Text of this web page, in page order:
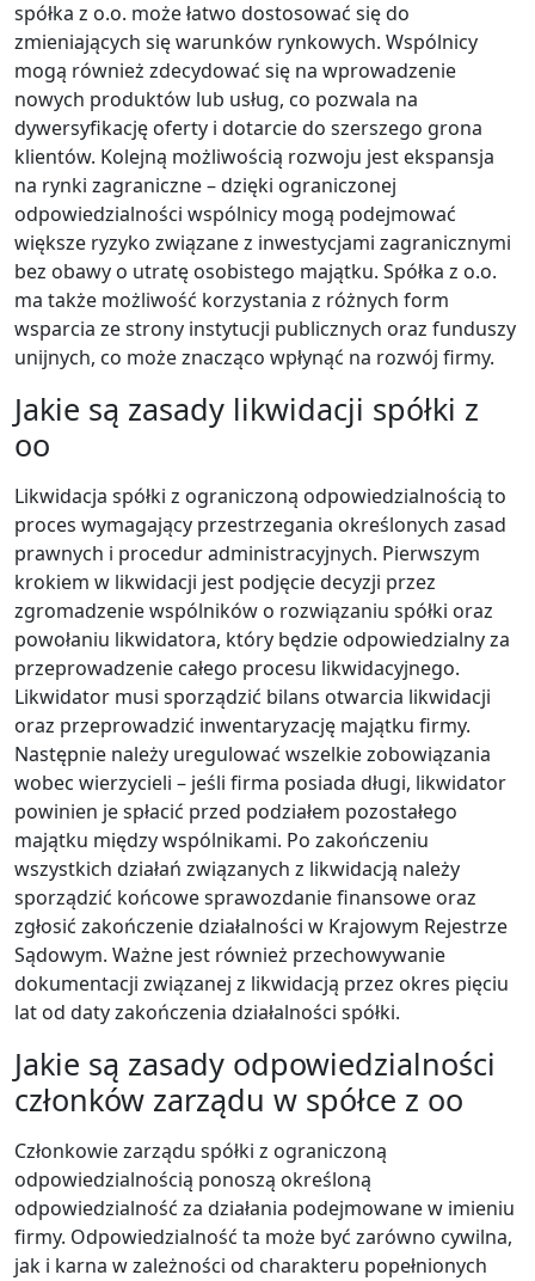
spółka z o.o. może łatwo dostosować się do
zmieniających się warunków rynkowych. Wspólnicy
mogą również zdecydować się na wprowadzenie
nowych produktów lub usług, co pozwala na
dywersyfikację oferty i dotarcie do szerszego grona
klientów. Kolejną możliwością rozwoju jest ekspansja
na rynki zagraniczne – dzięki ograniczonej
odpowiedzialności wspólnicy mogą podejmować
większe ryzyko związane z inwestycjami zagranicznymi
bez obawy o utratę osobistego majątku. Spółka z o.o.
ma także możliwość korzystania z różnych form
wsparcia ze strony instytucji publicznych oraz funduszy
unijnych, co może znacząco wpłynąć na rozwój firmy.
Jakie są zasady likwidacji spółki z
oo
Likwidacja spółki z ograniczoną odpowiedzialnością to
proces wymagający przestrzegania określonych zasad
prawnych i procedur administracyjnych. Pierwszym
krokiem w likwidacji jest podjęcie decyzji przez
zgromadzenie wspólników o rozwiązaniu spółki oraz
powołaniu likwidatora, który będzie odpowiedzialny za
przeprowadzenie całego procesu likwidacyjnego.
Likwidator musi sporządzić bilans otwarcia likwidacji
oraz przeprowadzić inwentaryzację majątku firmy.
Następnie należy uregulować wszelkie zobowiązania
wobec wierzycieli – jeśli firma posiada długi, likwidator
powinien je spłacić przed podziałem pozostałego
majątku między wspólnikami. Po zakończeniu
wszystkich działań związanych z likwidacją należy
sporządzić końcowe sprawozdanie finansowe oraz
zgłosić zakończenie działalności w Krajowym Rejestrze
Sądowym. Ważne jest również przechowywanie
dokumentacji związanej z likwidacją przez okres pięciu
lat od daty zakończenia działalności spółki.
Jakie są zasady odpowiedzialności
członków zarządu w spółce z oo
Członkowie zarządu spółki z ograniczoną
odpowiedzialnością ponoszą określoną
odpowiedzialność za działania podejmowane w imieniu
firmy. Odpowiedzialność ta może być zarówno cywilna,
jak i karna w zależności od charakteru popełnionych